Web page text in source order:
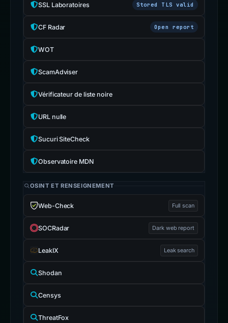
SSL Laboratoires Stored TLS valid
CF Radar Open report
WOT
ScamAdviser
Vérificateur de liste noire
URL nulle
Sucuri SiteCheck
Observatoire MDN
OSINT ET RENSEIGNEMENT
Web-Check Full scan
SOCRadar Dark web report
LeakIX Leak search
Shodan
Censys
ThreatFox